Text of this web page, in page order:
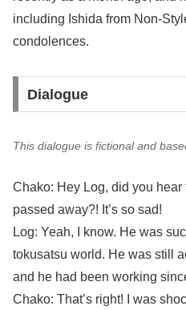
including Ishida from Non-
condolences.
Dialogue
This dialogue is fictional and
Chako: Hey Log, did you
passed away?! It’s so sad!
Log: Yeah, I know. He was
tokusatsu world. He was still
and he had been working
Chako: That’s right! I was